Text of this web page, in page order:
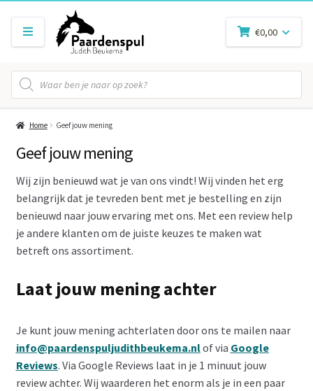
Producten
zoeken
€0,00
Home Geef jouw mening
Geef jouw mening
Wij zijn benieuwd wat je van ons vindt! Wij vinden het erg
belangrijk dat je tevreden bent met je bestelling en zijn
benieuwd naar jouw ervaring met ons. Met een review help
je andere klanten om de juiste keuzes te maken wat
betreft ons assortiment.
Laat jouw mening achter
Je kunt jouw mening achterlaten door ons te mailen naar
info@paardenspuljudithbeukema.nlof via Google
Reviews. Via Google Reviews laat in je 1 minuut jouw
review achter. Wij waarderen het enorm als je in een paar